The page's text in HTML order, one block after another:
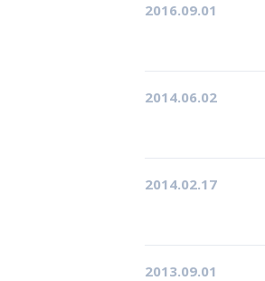
2016.09.01
2014.06.02
2014.02.17
2013.09.01